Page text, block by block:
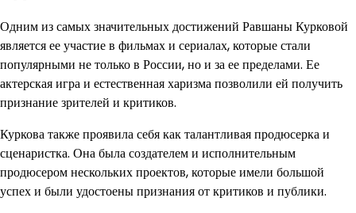
Одним из самых значительных достижений Равшаны Курковой
является ее участие в фильмах и сериалах, которые стали
популярными не только в России, но и за ее пределами. Ее
актерская игра и естественная харизма позволили ей получить
признание зрителей и критиков.
Куркова также проявила себя как талантливая продюсерка и
сценаристка. Она была создателем и исполнительным
продюсером нескольких проектов, которые имели большой
успех и были удостоены признания от критиков и публики.